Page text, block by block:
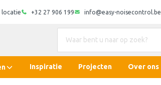
locatie +32 27 906 199 info@easy-noisecontrol.be
Inspiratie Projecten Over ons